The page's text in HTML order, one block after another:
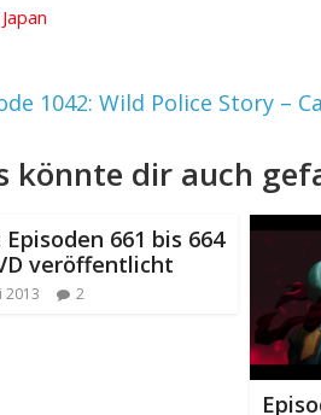
1042: Wild Police Story –
könnte dir auch
Episoden 661 bis 664
veröffentlicht
2013 2